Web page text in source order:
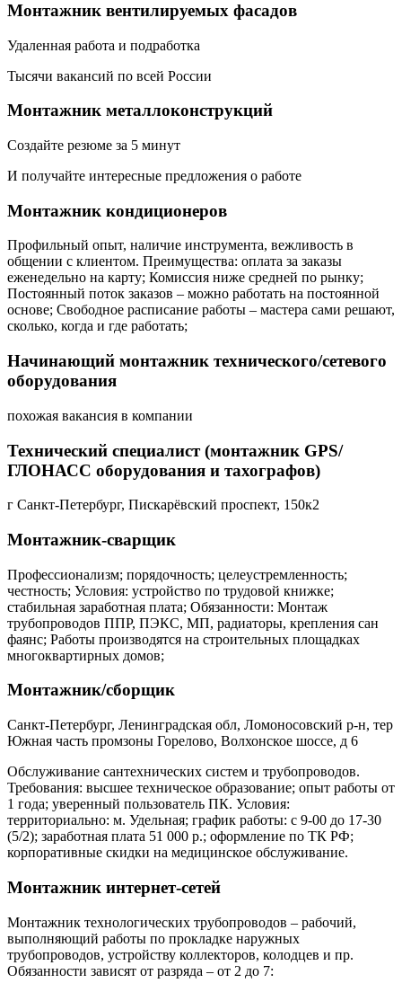
Монтажник вентилируемых фасадов
Удаленная работа и подработка
Тысячи вакансий по всей России
Монтажник металлоконструкций
Создайте резюме за 5 минут
И получайте интересные предложения о работе
Монтажник кондиционеров
Профильный опыт, наличие инструмента, вежливость в
общении с клиентом. Преимущества: оплата за заказы
еженедельно на карту; Комиссия ниже средней по рынку;
Постоянный поток заказов – можно работать на постоянной
основе; Свободное расписание работы – мастера сами решают,
сколько, когда и где работать;
Начинающий монтажник технического/сетевого
оборудования
похожая вакансия в компании
Технический специалист (монтажник GPS/
ГЛОНАСС оборудования и тахографов)
г Санкт-Петербург, Пискарёвский проспект, 150к2
Монтажник-сварщик
Профессионализм; порядочность; целеустремленность;
честность; Условия: устройство по трудовой книжке;
стабильная заработная плата; Обязанности: Монтаж
трубопроводов ППР, ПЭКС, МП, радиаторы, крепления сан
фаянс; Работы производятся на строительных площадках
многоквартирных домов;
Монтажник/сборщик
Санкт-Петербург, Ленинградская обл, Ломоносовский р-н, тер
Южная часть промзоны Горелово, Волхонское шоссе, д 6
Обслуживание сантехнических систем и трубопроводов.
Требования: высшее техническое образование; опыт работы от
1 года; уверенный пользователь ПК. Условия:
территориально: м. Удельная; график работы: с 9-00 до 17-30
(5/2); заработная плата 51 000 р.; оформление по ТК РФ;
корпоративные скидки на медицинское обслуживание.
Монтажник интернет-сетей
Монтажник технологических трубопроводов – рабочий,
выполняющий работы по прокладке наружных
трубопроводов, устройству коллекторов, колодцев и пр.
Обязанности зависят от разряда – от 2 до 7: